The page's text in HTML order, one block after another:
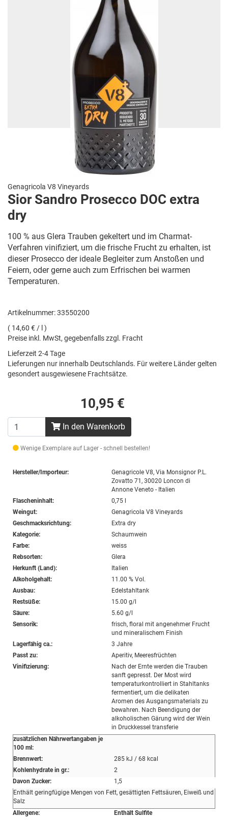
Genagricola V8 Vineyards
Sior Sandro Prosecco DOC extra
dry
100 % aus Glera Trauben gekeltert und im Charmat-
Verfahren vinifiziert, um die frische Frucht zu erhalten, ist
dieser Prosecco der ideale Begleiter zum Anstoßen und
Feiern, oder gerne auch zum Erfrischen bei warmen
Temperaturen.
Artikelnummer: 33550200
( 14,60 € / l )
Preise inkl. MwSt, gegebenfalls zzgl. Fracht
Lieferzeit 2-4 Tage
Lieferungen nur innerhalb Deutschlands. Für weitere Länder gelten
gesondert ausgewiesene Frachtsätze.
10,95 €
In den Warenkorb
Wenige Exemplare auf Lager - schnell bestellen!
Hersteller/Importeur:
Genagricole V8, Via Monsignor P.L.
Zovatto 71, 30020 Loncon di
Annone Veneto - Italien
Flascheninhalt:
0,75 l
Weingut:
Genagricola V8 Vineyards
Geschmacksrichtung:
Extra dry
Kategorie:
Schaumwein
Farbe:
weiss
Rebsorten:
Glera
Herkunft (Land):
Italien
Alkoholgehalt:
11.00 % Vol.
Ausbau:
Edelstahltank
Restsüße:
15.00 g/l
Säure:
5.60 g/l
Sensorik:
frisch, floral mit angenehmer Frucht
und mineralischem Finish
Lagerfähig ca.:
3 Jahre
Passt zu:
Aperitiv, Meeresfrüchten
Vinifizierung:
Nach der Ernte werden die Trauben
sanft gepresst. Der Most wird
temperaturkontrolliert in Stahltanks
fermentiert, um die delikaten
Aromen des Ausgangsmaterials zu
bewahren. Nach Beendigung der
alkoholischen Gärung wird der Wein
in Druckkessel transferie
zusätzlichen Nährwertangaben je
100 ml:
Brennwert:
285 kJ / 68 kcal
Kohlenhydrate in gr.:
2
Davon Zucker:
1,5
Enthält geringfügige Mengen von Fett, gesättigten Fettsäuren, Eiweiß und
Salz
Allergene:
Enthält Sulfite